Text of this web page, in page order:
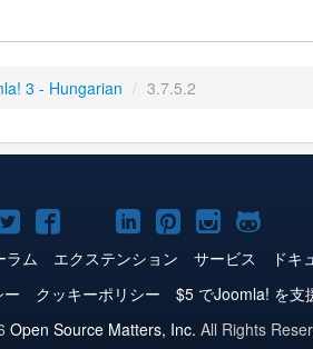
3 - Hungarian / 3.7.5.2
Joomla!
Twitter
Joomla!
Facebook
Joomla!
YouTube
Joomla!
LinkedIn
Joomla!
Pinterest
Joomla!
ラム エクステンション サービス ドキ
クッキーポリシー $5 でJoomla! を支
Open Source Matters, Inc. All Rights